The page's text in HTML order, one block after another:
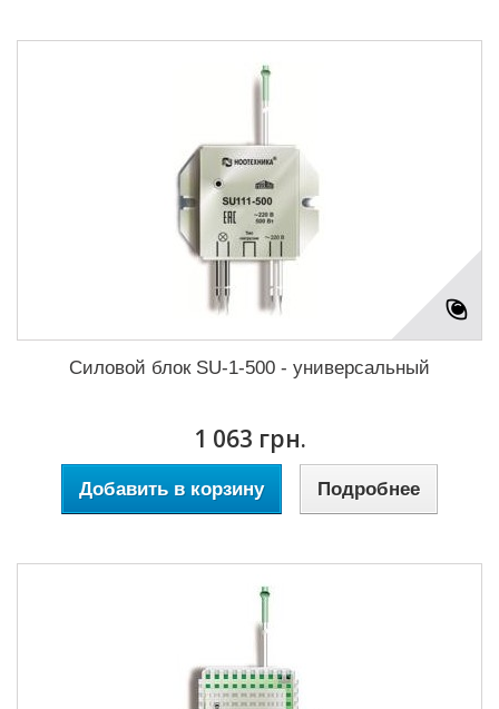
Силовой блок SU-1-500 - универсальный
1 063 грн.
Добавить в корзину Подробнее